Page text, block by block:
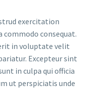
exercitation
commodo consequat.
in voluptate velit
Excepteur sint
in culpa qui officia
ut perspiciatis unde